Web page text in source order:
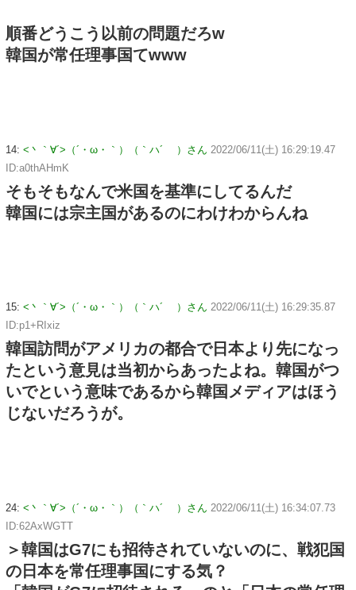
順番どうこう以前の問題だろw
韓国が常任理事国てwww
14: <丶｀∀´>（´・ω・｀）（｀ハ´ ）さん 2022/06/11(土) 16:29:19.47
ID:a0thAHmK
そもそもなんで米国を基準にしてるんだ
韓国には宗主国があるのにわけわからんね
15: <丶｀∀´>（´・ω・｀）（｀ハ´ ）さん 2022/06/11(土) 16:29:35.87
ID:p1+RIxiz
韓国訪問がアメリカの都合で日本より先になっ
たという意見は当初からあったよね。韓国がつ
いでという意味であるから韓国メディアはほう
じないだろうが。
24: <丶｀∀´>（´・ω・｀）（｀ハ´ ）さん 2022/06/11(土) 16:34:07.73
ID:62AxWGTT
＞韓国はG7にも招待されていないのに、戦犯国
の日本を常任理事国にする気？